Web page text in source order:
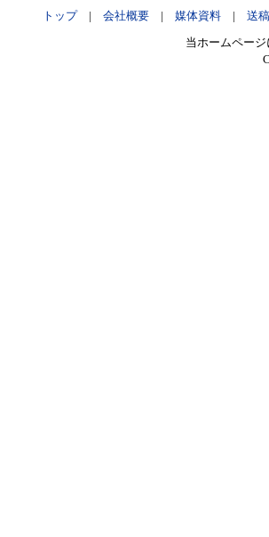
トップ| 会社概要| 媒体資料| 送
当ホームペー